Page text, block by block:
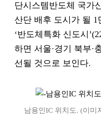
단시스템반도체 국가
산단 배후 도시가 될 1
‘반도체특화 신도시
하면 서울·경기 북부·
선될 것으로 보인다.
남용인IC 위치도. (이미